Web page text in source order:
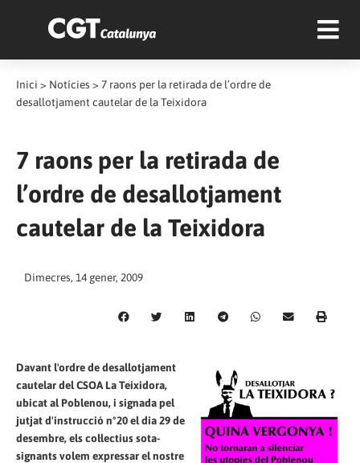
Inici > Notícies > 7 raons per la retirada de l’ordre de
desallotjament cautelar de la Teixidora
7 raons per la retirada de
l’ordre de desallotjament
cautelar de la Teixidora
Dimecres, 14 gener, 2009
Davant l'ordre de desallotjament
cautelar del CSOA La Teixidora,
ubicat al Poblenou, i signada pel
jutjat d'instrucció nº20 el dia 29 de
desembre, els col·lectius sota-
signants volem expressar el nostre